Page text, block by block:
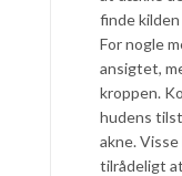
finde
For nogle
ansigtet,
kroppen.
hudens
akne.
tilrådeligt